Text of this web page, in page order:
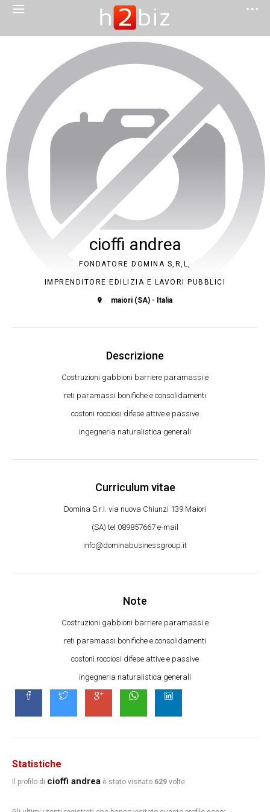
cioffi andrea
FONDATORE DOMINA S,R,L,
IMPRENDITORE EDILIZIA E LAVORI PUBBLICI
maiori (SA) - Italia
Descrizione
Costruzioni gabbioni barriere paramassi e
reti paramassi bonifiche e consolidamenti
costoni rocciosi difese attive e passive
ingegneria naturalistica generali
Curriculum vitae
Domina S.r.l. via nuova Chiunzi 139 Maiori
(SA) tel 089857667 e-mail
info@dominabusinessgroup.it
Note
Costruzioni gabbioni barriere paramassi e
reti paramassi bonifiche e consolidamenti
costoni rocciosi difese attive e passive
ingegneria naturalistica generali
Statistiche
Il profilo di cioffi andrea è stato visitato 629 volte